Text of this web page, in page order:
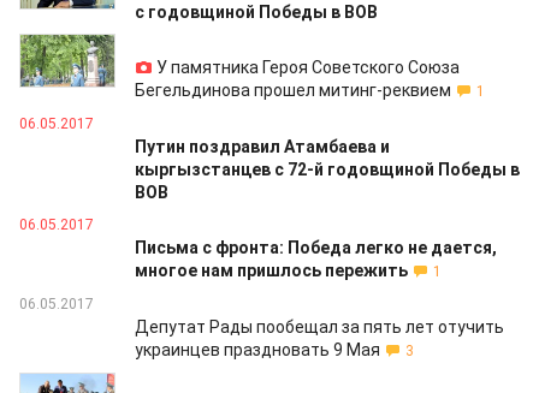
с годовщиной Победы в ВОВ
06.05.2017
У памятника Героя Советского Союза
Бегельдинова прошел митинг-реквием
1
06.05.2017
Путин поздравил Атамбаева и
кыргызстанцев с 72-й годовщиной Победы в
ВОВ
06.05.2017
Письма с фронта: Победа легко не дается,
многое нам пришлось пережить
1
06.05.2017
Депутат Рады пообещал за пять лет отучить
украинцев праздновать 9 Мая
3
05.05.2017